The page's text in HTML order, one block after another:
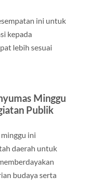
ini untuk
kepada
lebih sesuai
Minggu
Publik
ini
daerah untuk
budaya serta